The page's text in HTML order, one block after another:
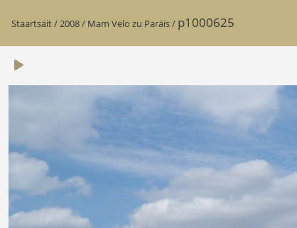
Staartsäit/2008/ Mam Vëlo zu Paräis/ p1000625